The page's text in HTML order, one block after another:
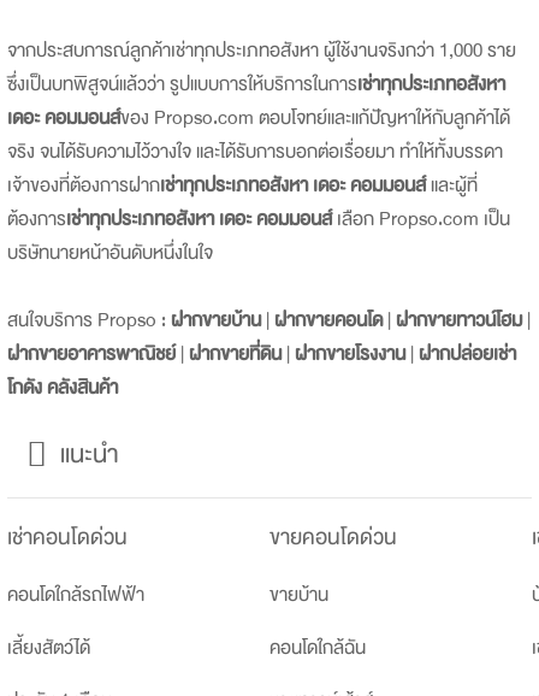
จากประสบการณ์ลูกค้าเช่าทุกประเภทอสังหา ผู้ใช้งานจริงกว่า 1,000 ราย
ซึ่งเป็นบทพิสูจน์แล้วว่า รูปแบบการให้บริการในการเช่าทุกประเภทอสังหา
เดอะ คอมมอนส์ของ Propso.com ตอบโจทย์และแก้ปัญหาให้กับลูกค้าได้
จริง จนได้รับความไว้วางใจ และได้รับการบอกต่อเรื่อยมา ทำให้ทั้งบรรดา
เจ้าของที่ต้องการฝากเช่าทุกประเภทอสังหา เดอะ คอมมอนส์และผู้ที่
ต้องการเช่าทุกประเภทอสังหา เดอะ คอมมอนส์เลือก Propso.com เป็น
บริษัทนายหน้าอันดับหนึ่งในใจ
สนใจบริการ Propso : ฝากขายบ้าน|ฝากขายคอนโด|ฝากขายทาวน์โฮม|
ฝากขายอาคารพาณิชย์|ฝากขายที่ดิน|ฝากขายโรงงาน|ฝากปล่อยเช่า
โกดัง คลังสินค้า
แนะนำ
เช่าคอนโดด่วน
คอนโดใกล้รถไฟฟ้า
เลี้ยงสัตว์ได้
ขายคอนโดด่วน
ขายบ้าน
คอนโดใกล้ฉัน